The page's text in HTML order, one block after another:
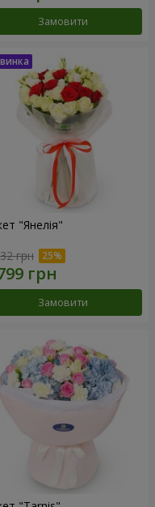
Замовити
"Янелія"
грн
Замовити